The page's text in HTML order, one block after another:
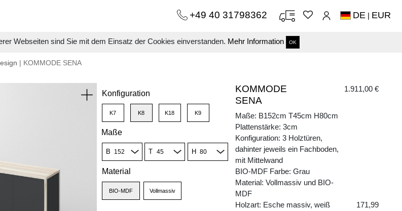
Webseiten sind Sie mit dem Einsatz der Cookies einverstanden. Mehr Information OK
+49 40 31798362 DE | EUR
| KOMMODE SENA
Konfiguration
K7 K8 K18 K9
Maße
B T H
Material
BIO-MDF Vollmassiv
KOMMODE
SENA
1.911,00 €
Maße: B152cm T45cm H80cm
Plattenstärke: 3cm
Konfiguration: 3 Holztüren,
dahinter jeweils ein Fachboden,
mit Mittelwand
BIO-MDF Farbe: Grau
Material: Vollmassiv und BIO-
MDF
Holzart: Esche massiv, weiß
171,99